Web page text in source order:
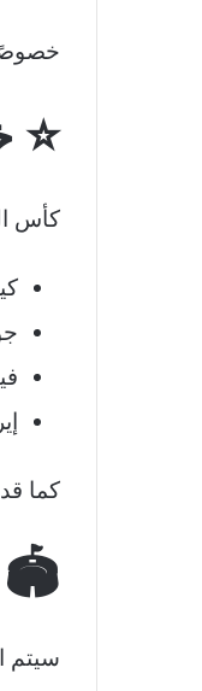
⭐
كأس العالم 2026 قد يشهد
كما
🏟️
سيتم